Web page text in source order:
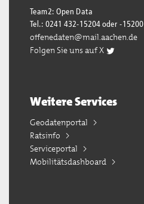
Team2: Open Data
Tel.: 0241 432-15204 oder -15200
offenedaten@mail.aachen.de
Folgen Sie uns auf X
Weitere Services
Geodatenportal
Ratsinfo
Serviceportal
Mobilitätsdashboard